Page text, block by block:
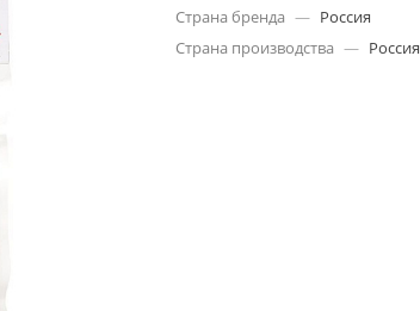
Страна бренда — Россия
Страна производства — Россия